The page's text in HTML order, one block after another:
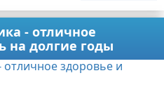
- отличное
на долгие годы